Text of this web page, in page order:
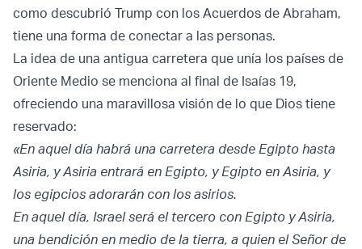
como descubrió Trump con los Acuerdos de Abraham,
tiene una forma de conectar a las personas.
La idea de una antigua carretera que unía los países de
Oriente Medio se menciona al final de Isaías 19,
ofreciendo una maravillosa visión de lo que Dios tiene
reservado:
«En aquel día habrá una carretera desde Egipto hasta
Asiria, y Asiria entrará en Egipto, y Egipto en Asiria, y
los egipcios adorarán con los asirios.
En aquel día, Israel será el tercero con Egipto y Asiria,
una bendición en medio de la tierra, a quien el Señor de